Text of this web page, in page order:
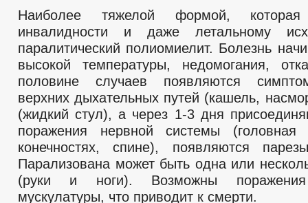
Наиболее тяжелой формой,
инвалидности и даже летальному
паралитический полиомиелит. Болезнь
высокой температуры, недомогания,
половине случаев появляются
верхних дыхательных путей (кашель,
(жидкий стул), а через 1-3 дня
поражения нервной системы
конечностях, спине), появляются
Парализована может быть одна или
(руки и ноги). Возможны поражения
мускулатуры, что приводит к смерти.